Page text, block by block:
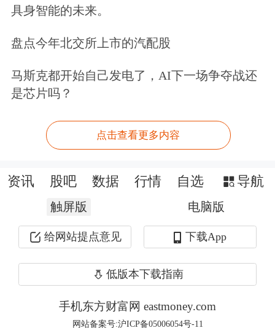
大冲击，在整体大环境逐渐改善的背景
下，公司效益稳定提升，净利润连续增
期，进入确定性、持续性的盈利上行通
审核要求。
长龙航空此次募集资金拟不超过20亿
元，扣除发行费用后将用于A320系列
飞机引进项目、备用发动机购置项目和
补充流动资金。
对此，长龙航空表示：一方面，有助于
提升公司机队和备用发动机规模，在保
具身智能的未来。
盘点今年北交所上市的汽配股
马斯克都开始自己发电了，AI下一场争夺战还
是芯片吗？
点击查看更多内容
资讯 股吧 数据 行情 自选 导航
触屏版 电脑版
给网站提点意见 下载App
低版本下载指南
手机东方财富网 eastmoney.com
网站备案号:沪ICP备05006054号-11